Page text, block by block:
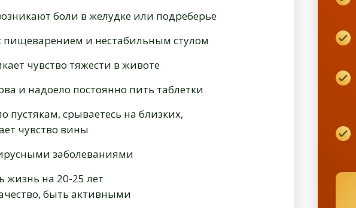
боли в желудке или подреберье
пищеварением и нестабильным стулом
чувство тяжести в животе
и надоело постоянно пить таблетки
пустякам, срываетесь на близких,
чувство вины
заболеваниями
жизнь на 20-25 лет
быть активными